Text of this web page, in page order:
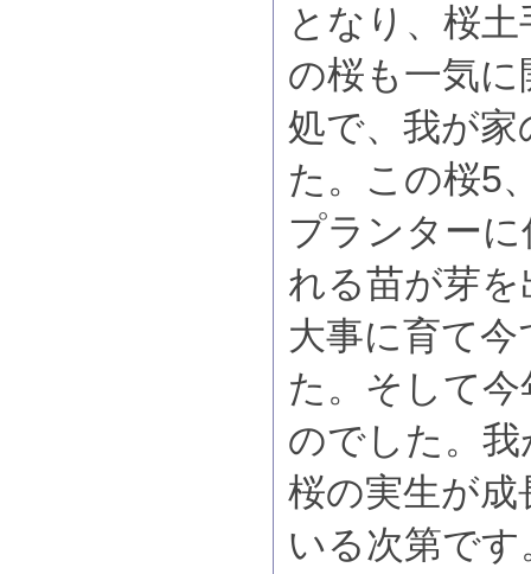
となり、桜
の桜も一気
処で、我が
た。この桜5
プランター
れる苗が芽
大事に育て
た。そして
のでした。
桜の実生が
いる次第で